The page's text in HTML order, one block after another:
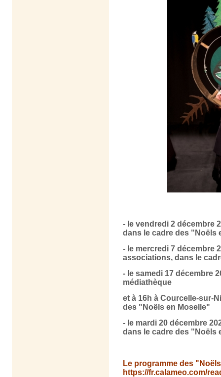
- le vendredi 2 décembre
dans le cadre des "Noëls
- le mercredi 7 décembre
associations, dans le
- le samedi 17 décembre
médiathèque
et à 16h à Courcelle-sur-
des "Noëls en Moselle"
- le mardi 20 décembre
dans le cadre des "Noëls
Le programme des
https://fr.calameo.com/